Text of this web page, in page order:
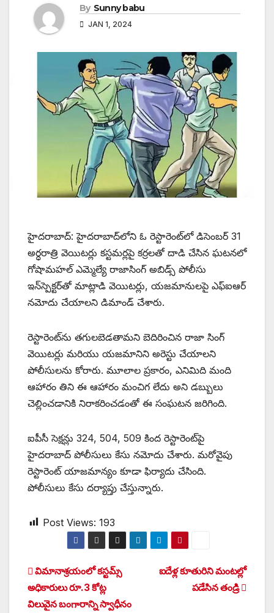
By Sunny babu
JAN 1, 2024
హైదరాబాద్: హైదరాబాద్‌లోని ఓ రెస్టారెంట్‌లో డిసెంబర్ 31
అర్ధరాత్రి వెయిటర్లు కస్టమర్లపై కర్రలతో దాడి చేసిన ఘటనలో
గోషామహల్ ఎమ్మెల్యే రాజాసింగ్ అబిడ్స్ పోలీసు
ఇన్‌స్పెక్టర్‌తో మాట్లాడి వెయిటర్లు, యజమానులపై ఎఫ్‌ఐఆర్
నమోదు చేయాలని డిమాండ్ చేశారు.
రెస్టారెంట్‌ను తగులబెడతామని బెదిరించిన రాజా సింగ్
వెయిటర్లు మరియు యజమానిని అరెస్టు చేయాలని
పోలీసులను కోరారు. మూలాల ప్రకారం, ఎనిమిది మంది
ఆహారం తిని ఈ ఆహారం మంచిగ లేదు అని డబ్బులు
చెల్లించడానికి నిరాకరించడంతో ఈ సంఘటన జరిగింది.
ఐపీసీ సెక్షన్లు 324, 504, 509 కింద రెస్టారెంట్‌పై
హైదరాబాద్ పోలీసులు కేసు నమోదు చేశారు. మరోవైపు
రెస్టారెంట్ యాజమాన్యం కూడా ఫిర్యాదు చేసింది.
పోలీసులు కేసు దర్యాప్తు చేస్తున్నారు.
Post Views: 193
Post
navigation
ఐదేళ్ల కూతురిని మంటల్లో
పడేసిన తండ్రి
విమానాశ్రయంలో కస్టమ్స్
అధికారులు రూ.3 కోట్ల
విలువైన బంగారాన్ని స్వాధీనం